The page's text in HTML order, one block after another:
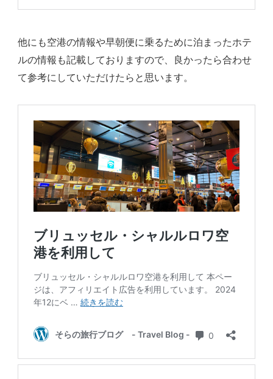
他にも空港の情報や早朝便に乗るために泊まったホテ
ルの情報も記載しておりますので、良かったら合わせ
て参考にしていただけたらと思います。